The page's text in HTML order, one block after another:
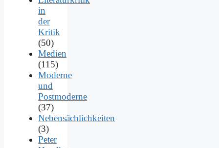
in
der
Kritik
(50)
Medien
(115)
Moderne
und
Postmoderne
(37)
Nebensächlichkeiten
(3)
Peter